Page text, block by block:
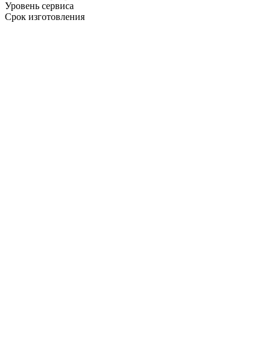
Уровень сервиса
Срок изготовления